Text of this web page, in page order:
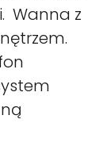
Wanna z